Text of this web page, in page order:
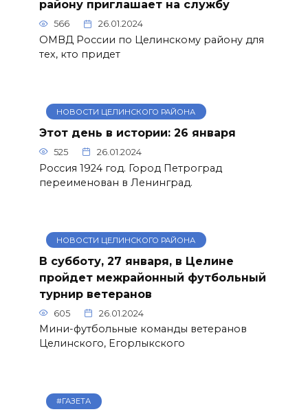
району приглашает на службу
566 26.01.2024
ОМВД России по Целинскому району для
тех, кто придет
НОВОСТИ ЦЕЛИНСКОГО РАЙОНА
Этот день в истории: 26 января
525 26.01.2024
Россия 1924 год. Город Петроград
переименован в Ленинград.
НОВОСТИ ЦЕЛИНСКОГО РАЙОНА
В субботу, 27 января, в Целине
пройдет межрайонный футбольный
турнир ветеранов
605 26.01.2024
Мини-футбольные команды ветеранов
Целинского, Егорлыкского
#ГАЗЕТА